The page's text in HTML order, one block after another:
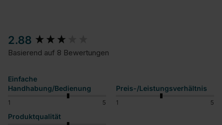
2.88
Basierend auf 8 Bewertungen
Einfache
Handhabung/Bedienung
1 5
Preis-/Leistungsverhältnis
1 5
Produktqualität
New content loaded